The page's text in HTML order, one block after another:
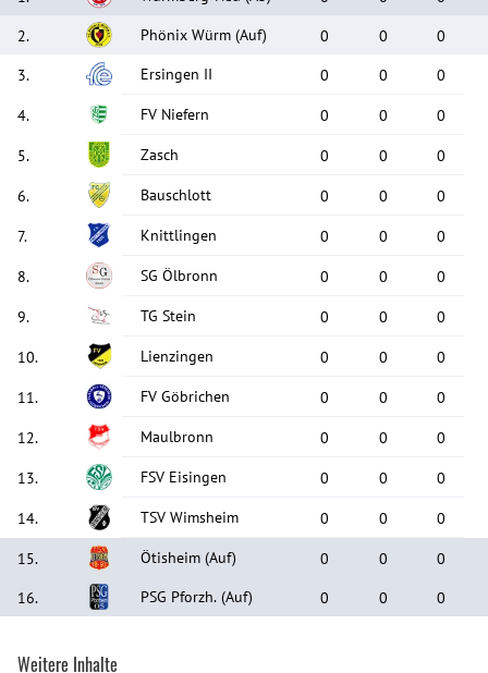
2. Phönix Würm (Auf) 0 0
0
3. Ersingen II 0 0 0
4. FV Niefern 0 0 0
5. Zasch 0 0 0
6. Bauschlott 0 0 0
7. Knittlingen 0 0 0
8. SG Ölbronn 0 0 0
9. TG Stein 0 0 0
10. Lienzingen 0 0 0
11. FV Göbrichen 0 0 0
12. Maulbronn 0 0 0
13. FSV Eisingen 0 0 0
14. TSV Wimsheim 0 0 0
15. Ötisheim (Auf) 0 0
0
16. PSG Pforzh. (Auf) 0 0 0
Weitere Inhalte